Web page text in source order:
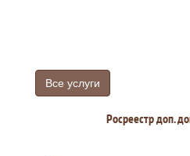
Все услуги
Росреестр доп.